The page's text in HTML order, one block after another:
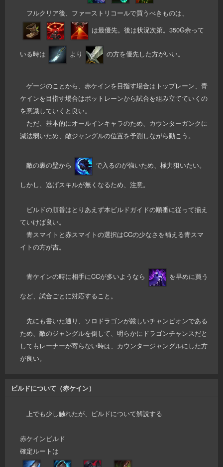
フルクリア後、ファーストリコールで買うべきものは、
は最優先。後は状況次第。350G余って
いる時は より の方を優先した方がいい。
ゲージのことから、赤ケインを目指す場合はトップレーン、青
ケインを目指す場合はボットレーンから試合を組み立てていくの
を意識していくと良い。
ただ、基本的にオールインキャラのため、カウンターガンクに
滅法弱いため、敵ジャングルの位置を予測しながら動こう。
敵の裏の壁から で入るのが強いため、極力狙いたい。
しかし、逃げスキルが無くなるため、注意。
ビルドの順番はとりあえず本ビルドガイドの順番に従って揃え
ていけば良い。
青スマイトと赤スマイトの選択はCCの少なさを補える青スマ
イトの方が吉。
青ケインの時に相手にCCが多いようなら を早めに買う
など、試合ごとに対応すること。
先にも書いた通り、ソロドラゴンが厳しいチャンピオンである
ため、敵のジャングルを倒して、明らかにドラゴンチャンスだと
してもレーナーが寄らない時は、カウンタージャングルにした方
が良い。
ビルドについて（赤ケイン）
上でも少し触れたが、ビルドについて解説する
赤ケインビルド
確定ルートは